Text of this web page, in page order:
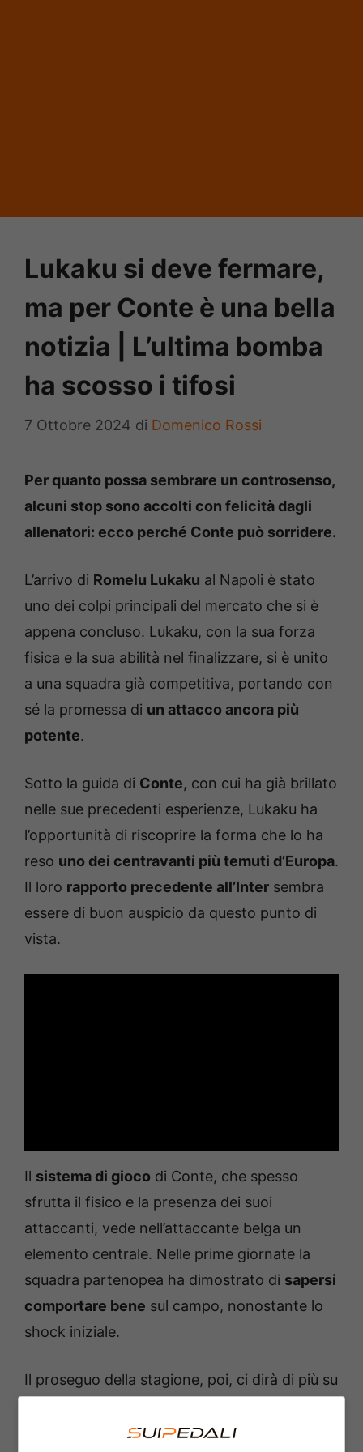
Lukaku si deve fermare,
ma per Conte è una bella
notizia | L’ultima bomba
ha scosso i tifosi
7 Ottobre 2024 di Domenico Rossi
Per quanto possa sembrare un controsenso,
alcuni stop sono accolti con felicità dagli
allenatori: ecco perché Conte può sorridere.
L’arrivo di Romelu Lukaku al Napoli è stato
uno dei colpi principali del mercato che si è
appena concluso. Lukaku, con la sua forza
fisica e la sua abilità nel finalizzare, si è unito
a una squadra già competitiva, portando con
sé la promessa di un attacco ancora più
potente.
Sotto la guida di Conte, con cui ha già brillato
nelle sue precedenti esperienze, Lukaku ha
l’opportunità di riscoprire la forma che lo ha
reso uno dei centravanti più temuti d’Europa.
Il loro rapporto precedente all’Inter sembra
essere di buon auspicio da questo punto di
vista.
Il sistema di gioco di Conte, che spesso
sfrutta il fisico e la presenza dei suoi
attaccanti, vede nell’attaccante belga un
elemento centrale. Nelle prime giornate la
squadra partenopea ha dimostrato di sapersi
comportare bene sul campo, nonostante lo
shock iniziale.
Il proseguo della stagione, poi, ci dirà di più su
e ancora di più da Giovanni